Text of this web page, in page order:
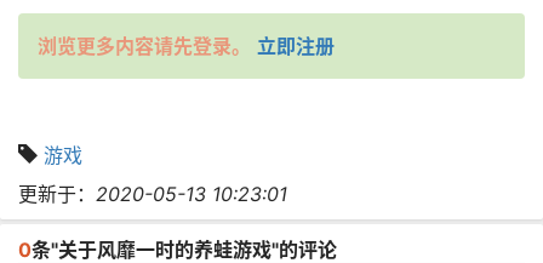
浏览更多内容请先登录。 立即注册
游戏
更新于： 2020-05-13 10:23:01
0条"关于风靡一时的养蛙游戏"的评论